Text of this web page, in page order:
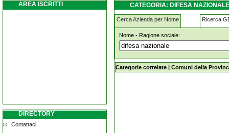
AREA ISCRITTI
DIRECTORY
Contattaci
CATEGORIA: DIFESA
Cerca Azienda per Nome Ricerca
Nome - Ragione sociale:
difesa-nazionale soliera
Categorie correlate | Comuni della